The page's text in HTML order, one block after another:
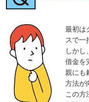
最初は
スで一
しかし
借金を
親にも
方法が
この方